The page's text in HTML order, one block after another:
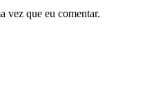
vez que eu comentar.